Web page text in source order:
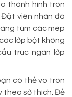
thành hình tròn
Đặt viên nhân đã
túm các mép
lớp bột không
trúc ngàn lớp
có thể vo tròn
theo sở thích. Để